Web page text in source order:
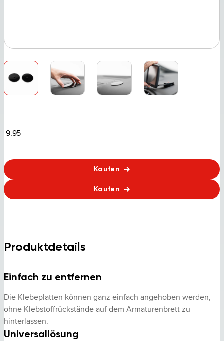
9.95
Kaufen
Kaufen
Produktdetails
Einfach zu entfernen
Die Klebeplatten können ganz einfach angehoben werden,
ohne Klebstoffrückstände auf dem Armaturenbrett zu
hinterlassen.
Universallösung